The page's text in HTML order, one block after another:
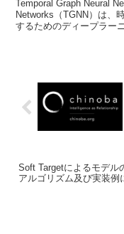
Temporal Graph Neural
Networks（TGNN）は、
するためのディープラー
Soft Targetによるモデル
アルゴリズム及び実装例